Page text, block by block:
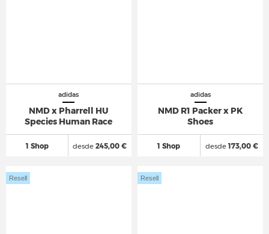
adidas
NMD x Pharrell HU
Species Human Race
1 Shop desde 245,00 €
adidas
NMD R1 Packer x PK
Shoes
1 Shop desde173,00 €
Resell Resell